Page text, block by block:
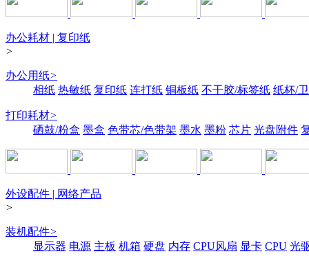
办公耗材 | 复印纸
>
办公用纸>
相纸 热敏纸 复印纸 连打纸 铜板纸 不干胶/标签纸 纸杯/
打印耗材>
硒鼓/粉盒 墨盒 色带芯/色带架 墨水 墨粉 芯片 光盘附件
外设配件 | 网络产品
>
装机配件>
显示器 电源 主板 机箱 硬盘 内存 CPU风扇 显卡 CPU 光